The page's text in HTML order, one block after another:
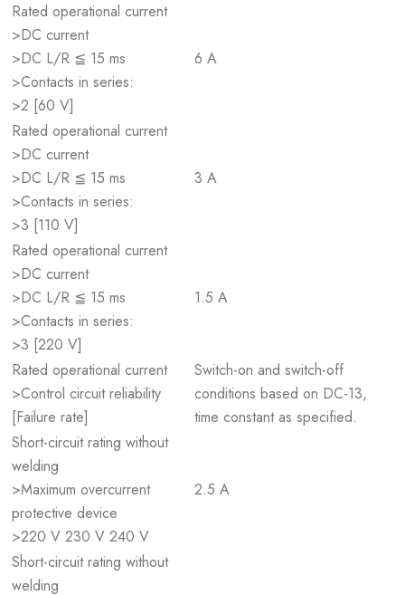
Rated operational current
>DC current
>DC L/R ≦ 15 ms
>Contacts in series:
>2 [60 V]
6 A
Rated operational current
>DC current
>DC L/R ≦ 15 ms
>Contacts in series:
>3 [110 V]
3 A
Rated operational current
>DC current
>DC L/R ≦ 15 ms
>Contacts in series:
>3 [220 V]
1.5 A
Rated operational current
>Control circuit reliability
[Failure rate]
Switch-on and switch-off
conditions based on DC-13,
time constant as specified.
Short-circuit rating without
welding
>Maximum overcurrent
protective device
>220 V 230 V 240 V
2.5 A
Short-circuit rating without
welding